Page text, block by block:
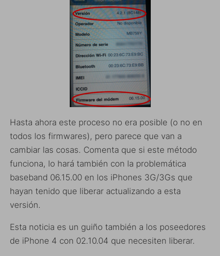
Hasta ahora este proceso no era posible (o no en
todos los firmwares), pero parece que van a
cambiar las cosas. Comenta que si este método
funciona, lo hará también con la problemática
baseband 06.15.00 en los iPhones 3G/3Gs que
hayan tenido que liberar actualizando a esta
versión.
Esta noticia es un guiño también a los poseedores
de iPhone 4 con 02.10.04 que necesiten liberar.